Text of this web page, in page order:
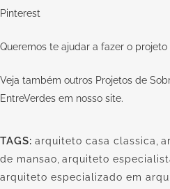
Pinterest
Queremos te ajudar a fazer o projeto
Veja também outros Projetos de
EntreVerdes em nosso site.
TAGS: arquiteto casa classica
de mansao arquiteto
arquiteto especializado em